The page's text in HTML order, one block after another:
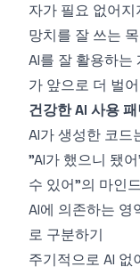
자가 필요 없어
망치를 잘 쓰는
AI를 잘 활용하는
가 앞으로 더 벌
건강한 AI 사용
AI가 생성한 코드
"AI가 했으니 됐
수 있어"의 마인드
AI에 의존하는 영
로 구분하기
주기적으로 AI 없